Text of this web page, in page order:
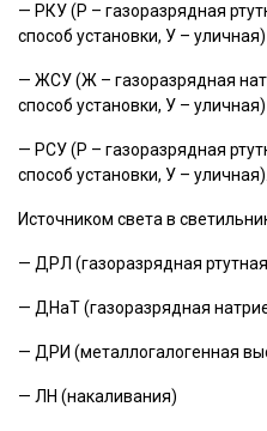
— РКУ (Р – газоразрядная
способ установки, У – уличная)
— ЖСУ (Ж – газоразрядная
способ установки, У – уличная)
— РСУ (Р – газоразрядная
способ установки, У – уличная).
Источником света в
— ДРЛ (газоразрядная
— ДНаТ (газоразрядная
— ДРИ (металлогалогенная
— ЛН (накаливания)